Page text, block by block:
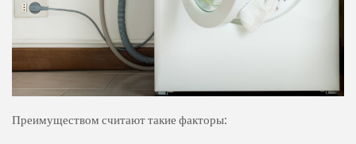
Преимуществом считают такие факторы: